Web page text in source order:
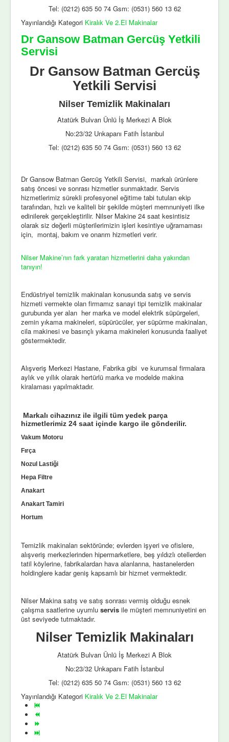
Tel: (0212) 635 50 74 Gsm: (0531) 560 13 62
Yayınlandığı Kategori Kiralık Ve 2.El Makinalar
Dr Gansow Batman Gercüş Yetkili
Servisi
Dr Gansow Batman Gercüş
Yetkili Servisi
Nilser Temizlik Makinaları
Atatürk Bulvarı Ünlü İş Merkezi A Blok
No:23/32 Unkapanı Fatih İstanbul
Tel: (0212) 635 50 74 Gsm: (0531) 560 13 62
Dr Gansow Batman Gercüş Yetkili Servisi, markalı ürünlere
satış öncesi ve sonrası hizmetler sunmaktadır. Servis
hizmetlerimiz sürekli profesyonel eğitime tabi tutulan ekip
tarafından, hızlı ve kaliteli bir şekilde müşteri memnuniyeti ilke
edinilerek gerçekleştirilir. Nilser Makine 24 saat kesintisiz
olarak siz değerli müşterilerimizin işleri kesintiye uğramaması
için, montaj, bakım ve onarım hizmetleri verir.
Nilser Makine’nın fark yaratan hizmetlerini daha yakından
tanıyın!
Endüstriyel temizlik makinaları konusunda satış ve servis
hizmeti vermekte olan firmamız sanayi tipi temizlik makinalar
gurubunda yer alan her marka ve model elektrik süpürgeleri,
zemin yıkama makineleri, süpürücüler, yer süpürme makinaları,
cila makinesi ve basınçlı yıkama makineleri konusunda faaliyet
göstermektedir.
Alışveriş Merkezi Hastane, Fabrika gibi ve kurumsal firmalara
aylık ve yıllık olarak hertürlü marka ve modelde makina
kiralaması yapılmaktadır.
Markalı cihazınız ile ilgili tüm yedek parça
hizmetlerimiz 24 saat içinde kargo ile gönderilir.
Vakum Motoru
Fırça
Nozul Lastiği
Hepa Filtre
Anakart
Anakart Tamiri
Hortum
Temizlik makinaları sektöründe; evlerden işyeri ve ofislere,
alışveriş merkezlerinden hipermarketlere, beş yıldızlı otellerden
tatil köylerine, fabrikalardan hava alanlarına, hastanelerden
holdinglere kadar geniş kapsamlı bir hizmet vermektedir.
Nilser Makina satış ve satış sonrası vermiş olduğu esnek
çalışma saatlerine uyumlu servis ile müşteri memnuniyetini en
üst seviyede tutmaktadır.
Nilser Temizlik Makinaları
Atatürk Bulvarı Ünlü İş Merkezi A Blok
No:23/32 Unkapanı Fatih İstanbul
Tel: (0212) 635 50 74 Gsm: (0531) 560 13 62
Yayınlandığı Kategori Kiralık Ve 2.El Makinalar